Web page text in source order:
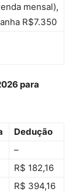
mensal),
R$7.350
para
Dedução
–
R$ 182,16
R$ 394,16